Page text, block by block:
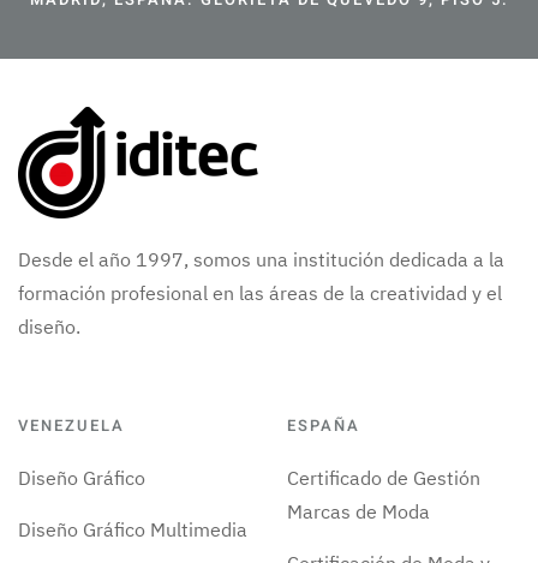
Desde el año 1997, somos una institución dedicada a la
formación profesional en las áreas de la creatividad y el
diseño.
VENEZUELA
Diseño Gráfico
Diseño Gráfico Multimedia
ESPAÑA
Certificado de Gestión
Marcas de Moda